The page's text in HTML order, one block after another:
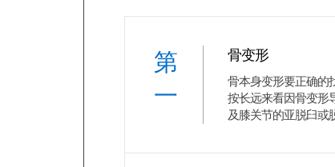
第
一
骨变形
骨本身变形要正确的
按长远来看因骨变形
及膝关节的亚脱臼或